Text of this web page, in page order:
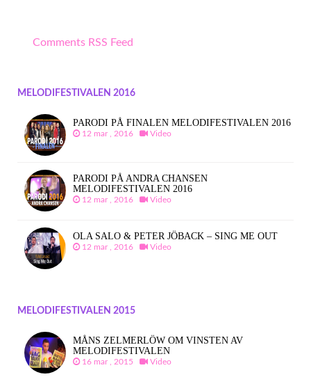
Comments RSS Feed
MELODIFESTIVALEN 2016
PARODI PÅ FINALEN MELODIFESTIVALEN 2016
12 mar , 2016 Video
PARODI PÅ ANDRA CHANSEN
MELODIFESTIVALEN 2016
12 mar , 2016 Video
OLA SALO & PETER JÖBACK – SING ME OUT
12 mar , 2016 Video
MELODIFESTIVALEN 2015
MÅNS ZELMERLÖW OM VINSTEN AV
MELODIFESTIVALEN
16 mar , 2015 Video